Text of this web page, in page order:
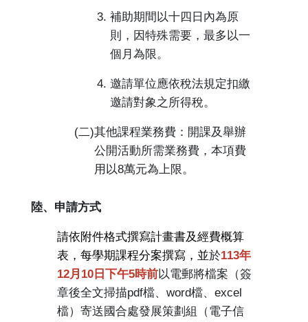
3. 補助期間以十四日內為原
則，因特殊需要，最多以一
個月為限。
4. 邀請單位應依稅法規定扣繳
邀請對象之所得稅。
(二)其他課程業務費：開課及舉辦
公開活動所需業務費，本項費
用以8萬元為上限。
陸、申請方式
請依附件格式撰寫計畫書及經費概算
表，每學期課程分案撰寫，並於113年
12月 10日下午5時前以電郵將檔案（簽
章後全文掃描pdf檔、 word檔、 excel
檔）寄送國合處發展策劃組（電子信